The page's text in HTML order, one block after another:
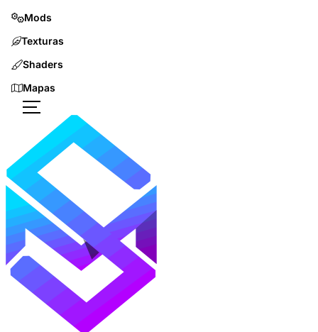
Mods
Texturas
Shaders
Mapas